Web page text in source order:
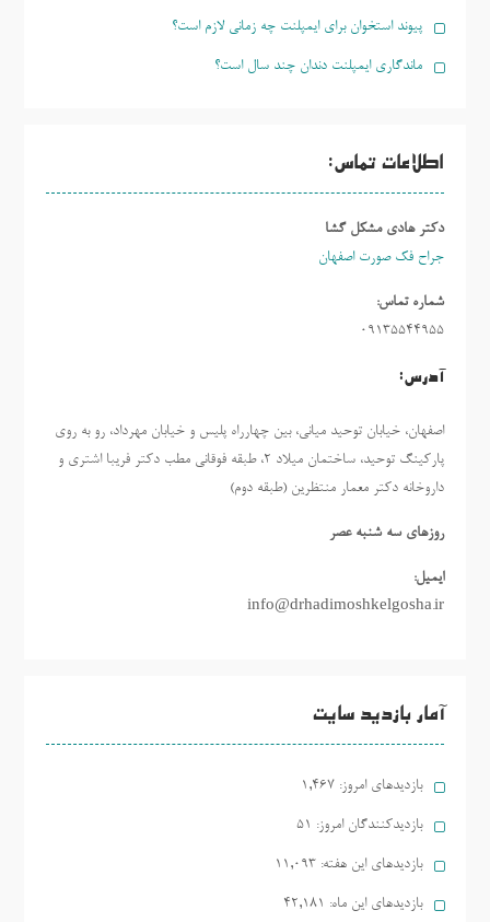
پیوند استخوان برای ایمپلنت چه زمانی لازم است؟
ماندگاری ایمپلنت دندان چند سال است؟
اطلاعات تماس:
دکتر هادی مشکل گشا
جراح فک صورت اصفهان
شماره تماس:
09135544955
آدرس:
اصفهان، خیابان توحید میانی، بین چهارراه پلیس و خیابان مهرداد، رو به روی
پارکینگ توحید، ساختمان میلاد ٢، طبقه فوقانی مطب دکتر فریبا اشتری و
داروخانه دکتر معمار منتظرین (طبقه دوم)
روزهاي سه شنبه عصر
ایمیل:
info@drhadimoshkelgosha.ir
آمار بازدید سایت
بازدیدهای امروز: 1,467
بازدیدکنندگان امروز: 51
بازدیدهای این هفته: 11,093
بازدیدهای این ماه: 42,181